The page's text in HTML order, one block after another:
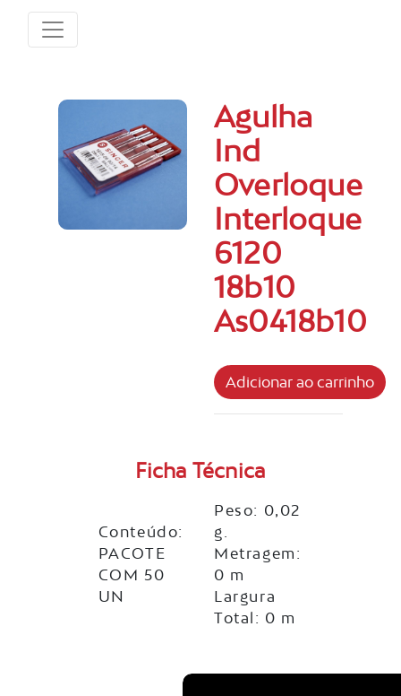
Agulha
Ind
Overloque
Interloque
6120
18b10
As0418b10
Ficha Técnica
Conteúdo:
PACOTE
COM 50
UN
Peso: 0,02
g.
Metragem:
0 m
Largura
Total: 0 m